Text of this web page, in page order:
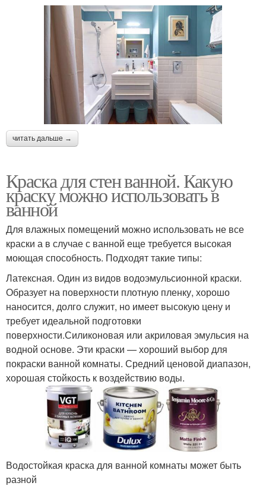
читать дальше →
Краска для стен ванной. Какую
краску можно использовать в
ванной
Для влажных помещений можно использовать не все
краски а в случае с ванной еще требуется высокая
моющая способность. Подходят такие типы:
Латексная. Один из видов водоэмульсионной краски.
Образует на поверхности плотную пленку, хорошо
наносится, долго служит, но имеет высокую цену и
требует идеальной подготовки
поверхности.Силиконовая или акриловая эмульсия на
водной основе. Эти краски — хороший выбор для
покраски ванной комнаты. Средний ценовой диапазон,
хорошая стойкость к воздействию воды.
Водостойкая краска для ванной комнаты может быть
разной